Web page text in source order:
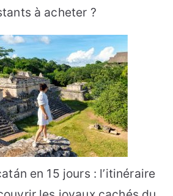
à acheter ?
en 15 jours : l’itinéraire